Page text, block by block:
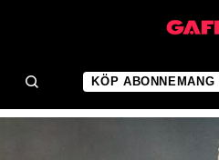
KÖP ABONNEMANG
NYHET
Robyn